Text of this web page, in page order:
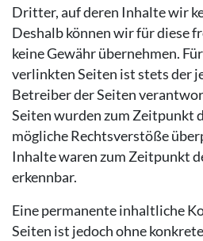
Dritter, auf deren Inhalte wir
Deshalb können wir für diese
keine Gewähr übernehmen.
verlinkten Seiten ist stets der
Betreiber der Seiten
Seiten wurden zum Zeitpunkt
mögliche Rechtsverstöße
Inhalte waren zum Zeitpunkt
erkennbar.
Eine permanente inhaltliche
Seiten ist jedoch ohne